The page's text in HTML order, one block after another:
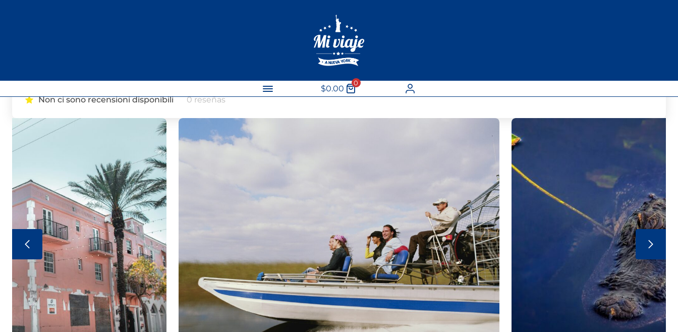
$0.00
0
con recorrido opcional por la ciudad
de Miami
Non ci sono recensioni disponibili 0reseñas